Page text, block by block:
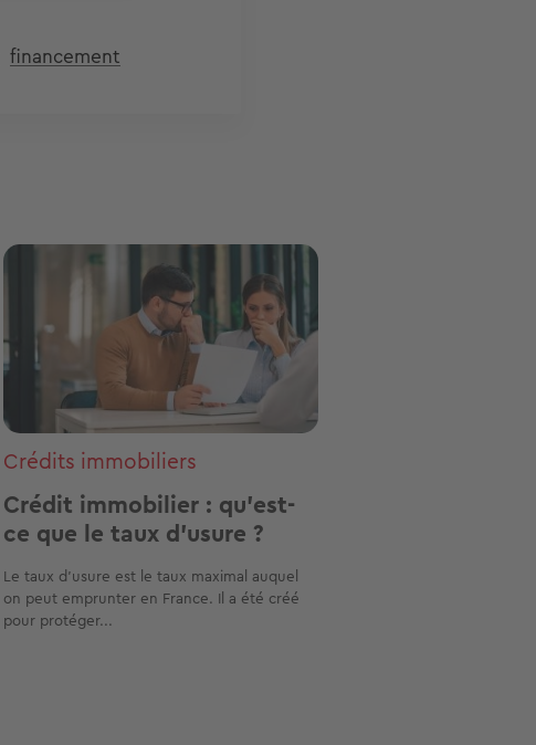
financement
Image
Crédits immobiliers
Crédit immobilier : qu’est-
ce que le taux d’usure ?
Le taux d’usure est le taux maximal auquel
on peut emprunter en France. Il a été créé
pour protéger...